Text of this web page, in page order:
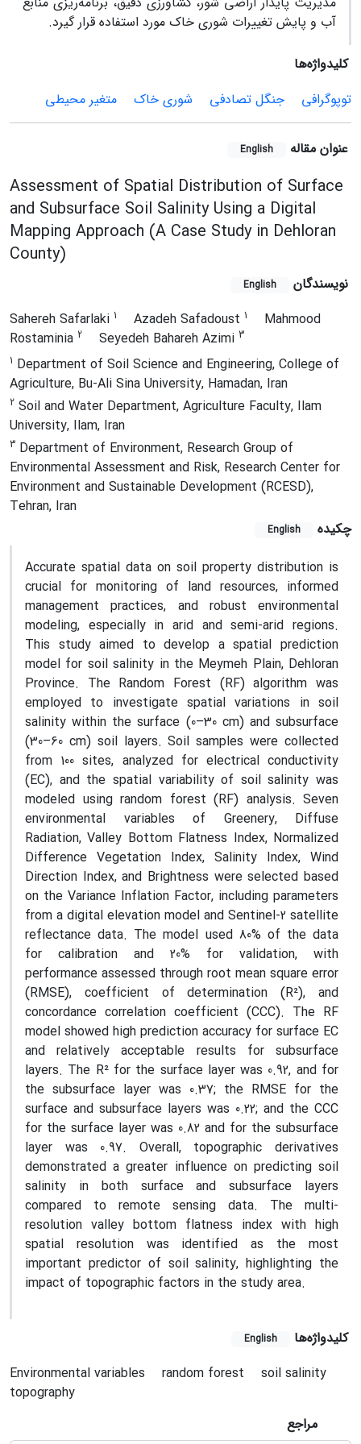
آب و پایش تغییرات شوری خاک مورد استفاده قرار گیرد.
کلیدواژه‌ها
توپوگرافی
جنگل تصادفی شوری خاک متغیر محیطی
عنوان مقاله English
Assessment of Spatial Distribution of Surface
and Subsurface Soil Salinity Using a Digital
Mapping Approach (A Case Study in Dehloran
County)
نویسندگان English
Sahereh Safarlaki 1 Azadeh Safadoust 1
Mahmood
Rostaminia 2 Seyedeh Bahareh Azimi 3
1 Department of Soil Science and Engineering, College of
Agriculture, Bu-Ali Sina University, Hamadan, Iran
2 Soil and Water Department, Agriculture Faculty, Ilam
University, Ilam, Iran
3 Department of Environment, Research Group of
Environmental Assessment and Risk, Research Center for
Environment and Sustainable Development (RCESD),
Tehran, Iran
چکیده
English
Accurate spatial data on soil property distribution is
crucial for monitoring of land resources, informed
management practices, and robust environmental
modeling, especially in arid and semi-arid regions.
This study aimed to develop a spatial prediction
model for soil salinity in the Meymeh Plain, Dehloran
Province. The Random Forest (RF) algorithm was
employed to investigate spatial variations in soil
salinity within the surface (0–30 cm) and subsurface
(30–60 cm) soil layers. Soil samples were collected
from 100 sites, analyzed for electrical conductivity
(EC), and the spatial variability of soil salinity was
modeled using random forest (RF) analysis. Seven
environmental variables of Greenery, Diffuse
Radiation, Valley Bottom Flatness Index, Normalized
Difference Vegetation Index, Salinity Index, Wind
Direction Index, and Brightness were selected based
on the Variance Inflation Factor, including parameters
from a digital elevation model and Sentinel-2 satellite
reflectance data. The model used 80% of the data
for calibration and 20% for validation, with
performance assessed through root mean square error
(RMSE), coefficient of determination (R²), and
concordance correlation coefficient (CCC). The RF
model showed high prediction accuracy for surface EC
and relatively acceptable results for subsurface
layers. The R² for the surface layer was 0.92, and for
the subsurface layer was 0.37; the RMSE for the
surface and subsurface layers was 0.22; and the CCC
for the surface layer was 0.82 and for the subsurface
layer was 0.97. Overall, topographic derivatives
demonstrated a greater influence on predicting soil
salinity in both surface and subsurface layers
compared to remote sensing data. The multi-
resolution valley bottom flatness index with high
spatial resolution was identified as the most
important predictor of soil salinity, highlighting the
impact of topographic factors in the study area.
کلیدواژه‌ها English
Environmental variables random forest
soil salinity
topography
مراجع